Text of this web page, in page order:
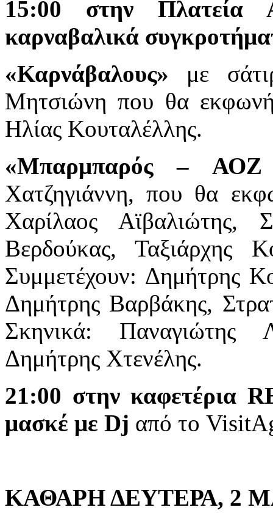
15:00 στην Πλατεία
καρναβαλικά
«Καρνάβαλους» με
Μητσιώνη που θα
Ηλίας Κουταλέλλης.
«Μπαρμπαρός – ΑΟΖ
Χατζηγιάννη, που θα
Χαρίλαος Αϊβαλιώτης,
Βερδούκας, Ταξιάρχης
Συμμετέχουν: Δημήτρης
Δημήτρης Βαρβάκης,
Σκηνικά: Παναγιώτης
Δημήτρης Χτενέλης.
21:00 στην καφετέρια
μασκέ με Dj από το
ΚΑΘΑΡΗ ΔΕΥΤΕΡΑ, 2